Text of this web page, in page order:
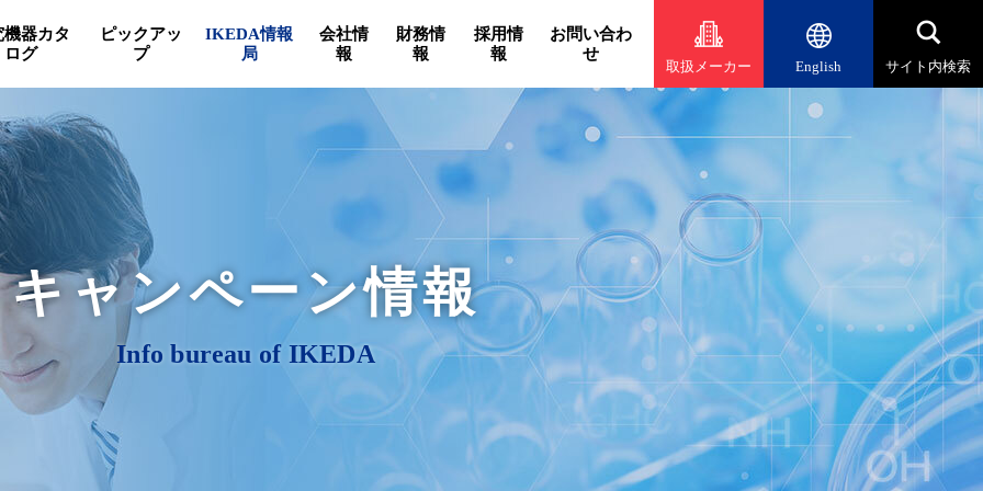
機器カタ
ログ
ピックアッ
プ
IKEDA情報
局
会社情
報
財務情
報
採用情
報
お問い合わ
せ
取扱メーカー English サイト内検索
キャンペーン情報